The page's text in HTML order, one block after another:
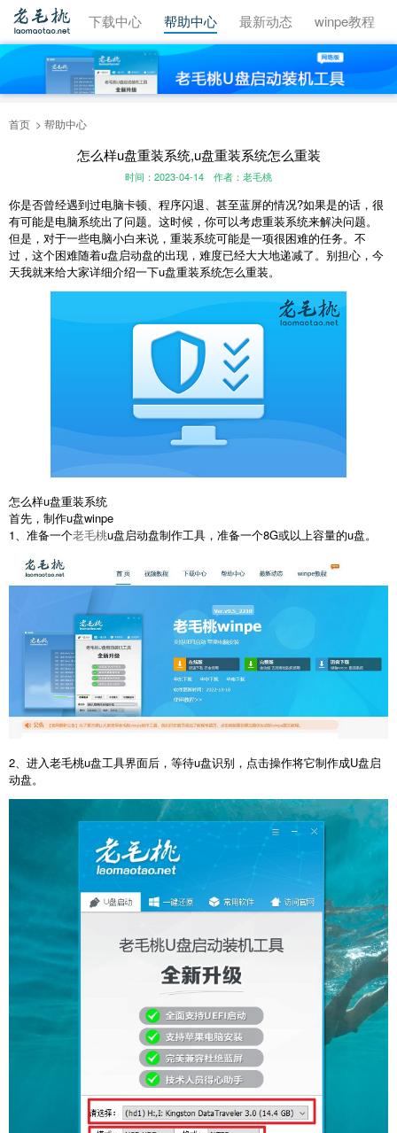
视频教程 下载中心 帮助中心 最新动态 winpe教程
首页 帮助中心
怎么样u盘重装系统,u盘重装系统怎么重装
时间：2023-04-14 作者：老毛桃
你是否曾经遇到过电脑卡顿、程序闪退、甚至蓝屏的情况?如果是的话，很
有可能是电脑系统出了问题。这时候，你可以考虑重装系统来解决问题。
但是，对于一些电脑小白来说，重装系统可能是一项很困难的任务。不
过，这个困难随着u盘启动盘的出现，难度已经大大地递减了。别担心，今
天我就来给大家详细介绍一下u盘重装系统怎么重装。
怎么样u盘重装系统
首先，制作u盘winpe
1、准备一个老毛桃u盘启动盘制作工具，准备一个8G或以上容量的u盘。
2、进入老毛桃u盘工具界面后，等待u盘识别，点击操作将它制作成U盘启
动盘。